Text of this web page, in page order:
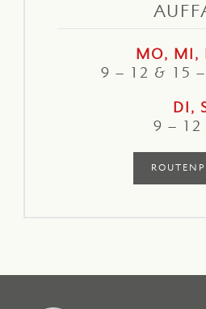
MO, MI,
9 – 12 & 15
DI,
9 – 12